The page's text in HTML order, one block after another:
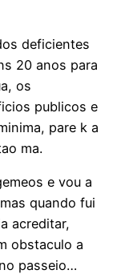
deficientes
20 anos para
os
publicos e
pare k a
ma.
e vou a
quando fui
acreditar,
obstaculo a
passeio…